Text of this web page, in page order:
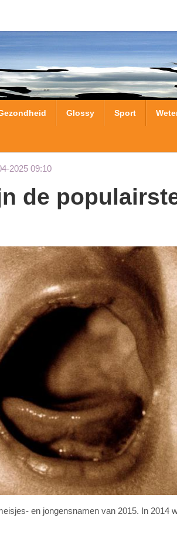
Glossy Sport
2025 09:10
en jongensnamen van 2015. In 2014